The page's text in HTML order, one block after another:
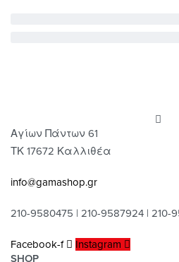
Αγίων Πάντων 61
ΤΚ 17672 Καλλιθέα
info@gamashop.gr
210-9580475 | 210-9587924 | 210-
Facebook-f
Instagram
SHOP